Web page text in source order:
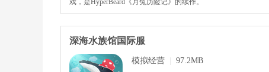
戏，是HyperBeard《月兔历险记》的续作。
深海水族馆国际服
模拟经营
97.2MB